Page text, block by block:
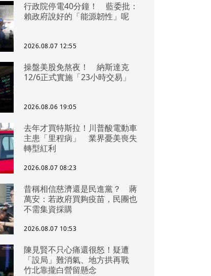
行政院停電40分鐘！ 藍委批：
賴政府說好的「能源韌性」呢
2026.08.07 12:55
操盤美股免熬夜！ 納斯達克
12/6正式實施「23小時交易」
2026.08.06 19:05
去年才買特斯拉！川普酸電動車
主患「里程病」 業界憂美喪失
轉型紅利
2026.08.07 08:23
昔稱相信慈濟還是民進黨？ 蔣
萬安：若政府買夠疫苗，民團也
不需集資採購
2026.08.07 10:53
陳見賢不只心痛還很怒！疑遭
「設局」難消氣、地方拱再戰
竹北靠攏白營留懸念